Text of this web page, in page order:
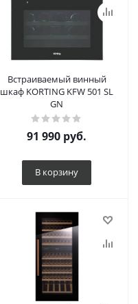
Встраиваемый винный
шкаф KORTING KFW 501 SL
GN
91 990 руб.
В корзину